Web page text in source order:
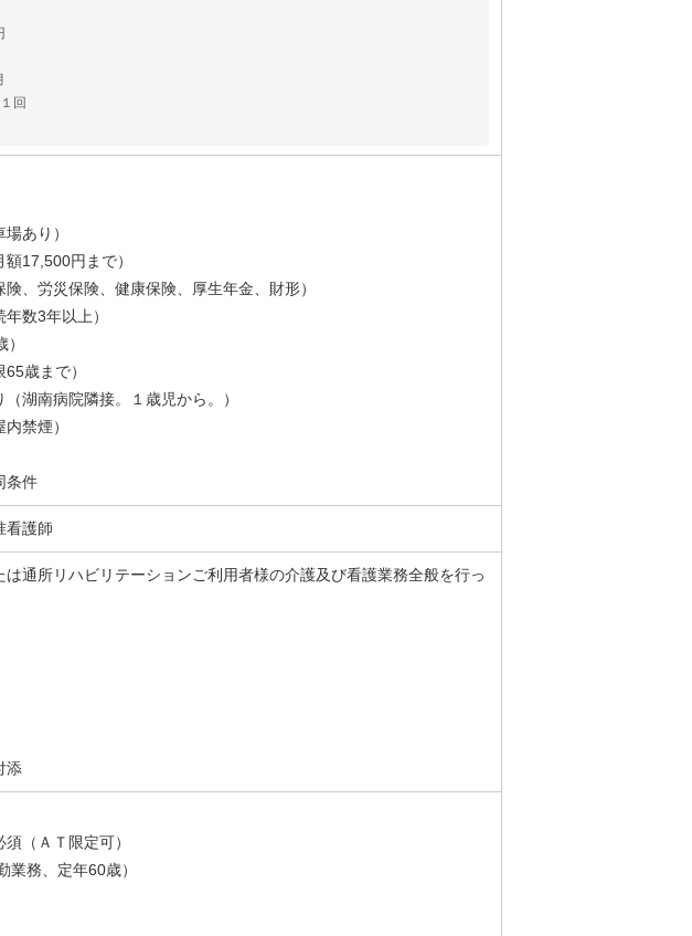
回
あり）
17,500円まで）
、労災保険、健康保険、厚生年金、財形）
数3年以上）
歳まで）
湖南病院隣接。１歳児から。）
禁煙）
条件
看護師
通所リハビリテーションご利用者様の介護及び看護業務全般を行っ
付添
（ＡＴ限定可）
業務、定年60歳）